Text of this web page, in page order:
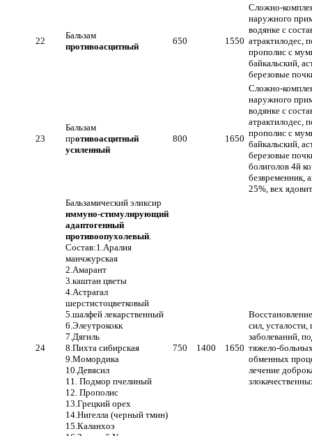
22
Бальзам
противоасцитный
650 1550
Сложно-
наружного
водянке с
атрактилодес,
прополис с
байкальский,
березовые
23
Бальзам
противоасцитный
усиленный
800 1650
Сложно-
наружного
водянке с
атрактилодес,
прополис с
байкальский,
березовые
болиголов 4й
безвременник,
25%, вех
24
Бальзамический эликсир
иммуно-стимулирующий
адаптогенный
противоопухолевый.
Состав:1.Аралия
манчжурская
2.Амарант
3.каштан цветы
4.Астрагал
шерстистоцветковый
5.шалфей лекарственный
6.Элеутрококк
7.Дягиль
8.Пихта сибирская
9.Момордика
10.Девясил
11. Подмор пчелиный
12. Прополис
13.Грецкий орех
14.Нигелла (черный тмин)
15.Каланхоэ
750 1400 1650
сил,
заболеваний,
тяжело-
обменных
лечение